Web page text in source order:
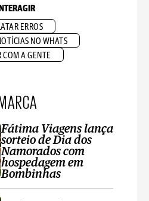
INTERAGIR
ERROS
NO WHATS
COM A GENTE
Fátima Viagens lança
sorteio de Dia dos
Namorados com
hospedagem em
Bombinhas